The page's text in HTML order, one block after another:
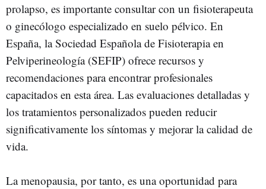
prolapso, es importante consultar con un fisioterapeuta
o ginecólogo especializado en suelo pélvico. En
España, la Sociedad Española de Fisioterapia en
Pelviperineología (SEFIP) ofrece recursos y
recomendaciones para encontrar profesionales
capacitados en esta área. Las evaluaciones detalladas y
los tratamientos personalizados pueden reducir
significativamente los síntomas y mejorar la calidad de
vida.
La menopausia, por tanto, es una oportunidad para